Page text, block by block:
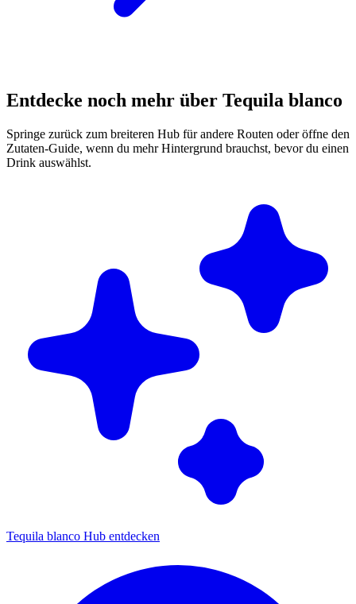
Entdecke noch mehr über Tequila blanco
Springe zurück zum breiteren Hub für andere Routen oder öffne den
Zutaten-Guide, wenn du mehr Hintergrund brauchst, bevor du einen
Drink auswählst.
Tequila blanco Hub entdecken